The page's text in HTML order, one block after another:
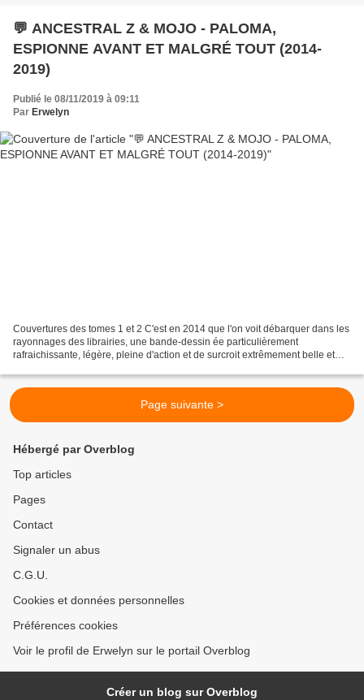
💬 ANCESTRAL Z & MOJO - PALOMA,
ESPIONNE AVANT ET MALGRÉ TOUT (2014-
2019)
Publié le 08/11/2019 à 09:11
Par Erwelyn
Couvertures des tomes 1 et 2 C'est en 2014 que l'on voit débarquer dans les
rayonnages des librairies, une bande-dessin ée particulièrement
rafraichissante, légère, pleine d'action et de surcroit extrêmement belle et
Page suivante >
Hébergé par Overblog
Top articles
Pages
Contact
Signaler un abus
C.G.U.
Cookies et données personnelles
Préférences cookies
Voir le profil de Erwelyn sur le portail Overblog
Créer un blog sur Overblog